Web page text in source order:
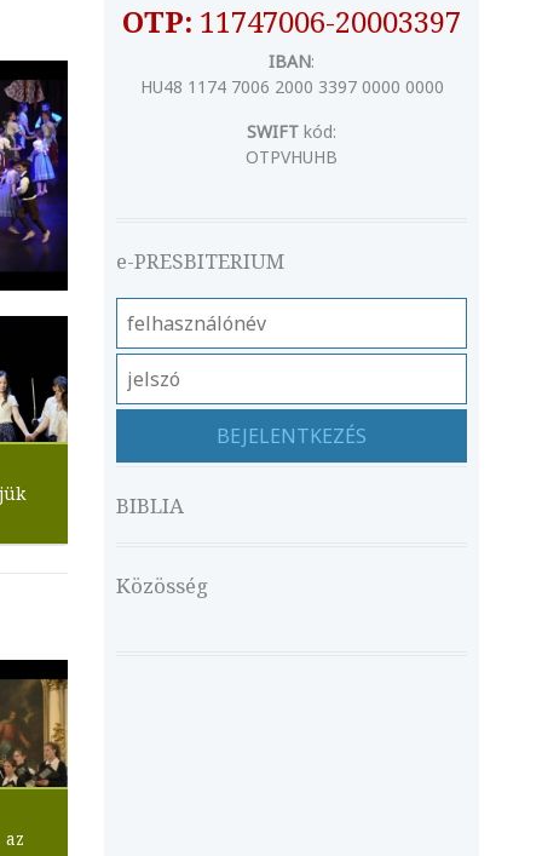
OTP: 11747006-20003397
IBAN:
HU48 1174 7006 2000 3397 0000 0000
SWIFT kód:
OTPVHUHB
e-PRESBITERIUM
BIBLIA
Közösség